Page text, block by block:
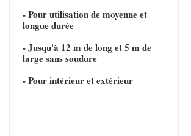
- Pour utilisation de moyenne et
longue durée
- Jusqu'à 12 m de long et 5 m de
large sans soudure
- Pour intérieur et extérieur